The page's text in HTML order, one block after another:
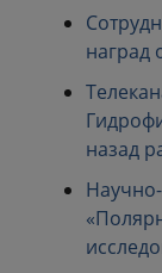
наград
назад